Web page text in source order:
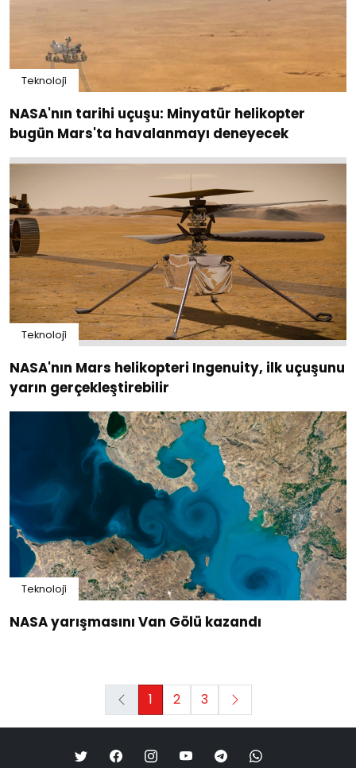
Teknoloji̇
NASA'nın tarihi uçuşu: Minyatür helikopter
bugün Mars'ta havalanmayı deneyecek
Teknoloji̇
NASA'nın Mars helikopteri Ingenuity, ilk uçuşunu
yarın gerçekleştirebilir
Teknoloji̇
NASA yarışmasını Van Gölü kazandı
1 2 3